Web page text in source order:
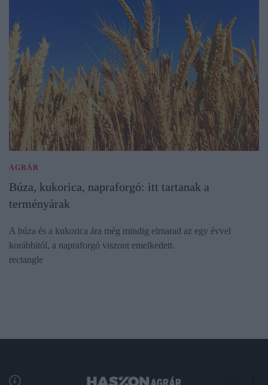
AGRÁR
Búza, kukorica, napraforgó: itt tartanak a
terményárak
A búza és a kukorica ára még mindig elmarad az egy évvel
korábbitól, a napraforgó viszont emelkedett.
rectangle